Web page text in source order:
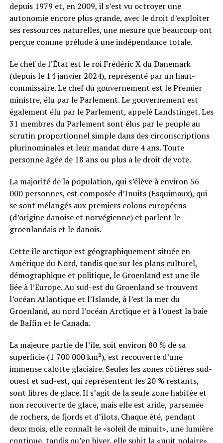
depuis 1979 et, en 2009, il s’est vu octroyer une
autonomie encore plus grande, avec le droit d’exploiter
ses ressources naturelles, une mesure que beaucoup ont
perçue comme prélude à une indépendance totale.
Le chef de l’État est le roi Frédéric X du Danemark
(depuis le 14 janvier 2024), représenté par un haut-
commissaire. Le chef du gouvernement est le Premier
ministre, élu par le Parlement. Le gouvernement est
également élu par le Parlement, appelé Landstinget. Les
31 membres du Parlement sont élus par le peuple au
scrutin proportionnel simple dans des circonscriptions
plurinominales et leur mandat dure 4 ans. Toute
personne âgée de 18 ans ou plus a le droit de vote.
La majorité de la population, qui s’élève à environ 56
000 personnes, est composée d’Inuits (Esquimaux), qui
se sont mélangés aux premiers colons européens
(d’origine danoise et norvégienne) et parlent le
groenlandais et le danois.
Cette île arctique est géographiquement située en
Amérique du Nord, tandis que sur les plans culturel,
démographique et politique, le Groenland est une île
liée à l’Europe. Au sud-est du Groenland se trouvent
l’océan Atlantique et l’Islande, à l’est la mer du
Groenland, au nord l’océan Arctique et à l’ouest la baie
de Baffin et le Canada.
La majeure partie de l’île, soit environ 80 % de sa
superficie (1 700 000 km²), est recouverte d’une
immense calotte glaciaire. Seules les zones côtières sud-
ouest et sud-est, qui représentent les 20 % restants,
sont libres de glace. Il s’agit de la seule zone habitée et
non recouverte de glace, mais elle est aride, parsemée
de rochers, de fjords et d’îlots. Chaque été, pendant
deux mois, elle connaît le «soleil de minuit», une lumière
continue, tandis qu’en hiver, elle subit la «nuit polaire»,